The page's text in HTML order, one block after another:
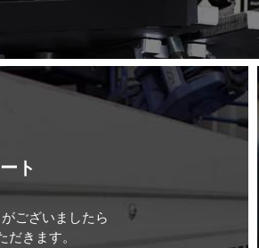
ト
ございましたら
きます。